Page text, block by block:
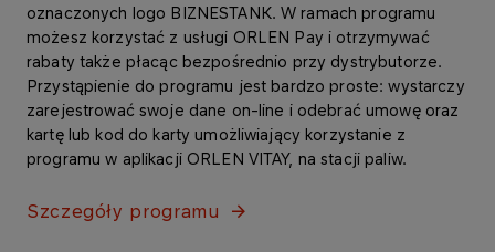
oznaczonych logo BIZNESTANK. W ramach programu
możesz korzystać z usługi ORLEN Pay i otrzymywać
rabaty także płacąc bezpośrednio przy dystrybutorze.
Przystąpienie do programu jest bardzo proste: wystarczy
zarejestrować swoje dane on-line i odebrać umowę oraz
kartę lub kod do karty umożliwiający korzystanie z
programu w aplikacji ORLEN VITAY, na stacji paliw.
Szczegóły programu